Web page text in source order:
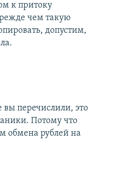
к притоку
чем такую
допустим,
перечислили, это
Потому что
обмена рублей на